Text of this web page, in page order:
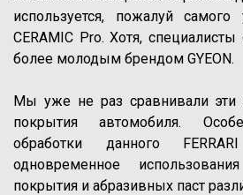
используется, пожалуй самого
CERAMIC Pro. Хотя,
более молодым брендом GYEON.
Мы уже не раз сравнивали эти
покрытия автомобиля.
обработки данного
одновременное
покрытия и абразивных паст